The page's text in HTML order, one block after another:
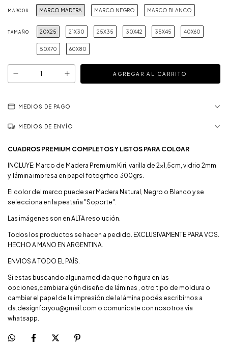
MARCOS MARCO MADERA MARCO NEGRO MARCO BLANCO
TAMAÑO 20X25 21X30 25X35 30X42 35X45 40X60
50X70 60X80
MEDIOS DE PAGO
MEDIOS DE ENVÍO
CUADROS PREMIUM COMPLETOS Y LISTOS PARA COLGAR
INCLUYE: Marco de Madera Premium Kiri, varilla de 2x1,5cm, vidrio 2mm
y lámina impresa en papel fotogrfico 300grs.
El color del marco puede ser Madera Natural, Negro o Blanco y se
selecciona en la pestaña "Soporte".
Las imágenes son en ALTA resolución.
Todos los productos se hacen a pedido. EXCLUSIVAMENTE PARA VOS.
HECHO A MANO EN ARGENTINA.
ENVIOS A TODO EL PAÍS.
Si estas buscando alguna medida que no figura en las
opciones,cambiar algún diseño de láminas , otro tipo de moldura o
cambiar el papel de la impresión de la lámina podés escribirnos a
da.designforyou@gmail.com o comunicate con nosotros via
whatsapp.